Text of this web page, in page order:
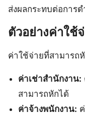
ส่งผลกระทบต่อการ
ตัวอย่างค่าใช้
ค่าใช้จ่ายที่สามารถ
ค่าเช่าสำนักงาน:
สามารถหักได้
ค่าจ้างพนักงาน: